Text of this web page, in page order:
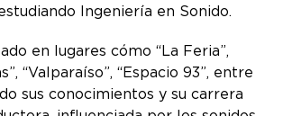
Ingeniería en Sonido.
en lugares cómo “La Feria”,
“Valparaíso”, “Espacio 93”, entre
sus conocimientos y su carrera